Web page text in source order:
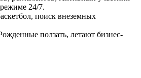
24/7.
поиск внеземных
ползать, летают бизнес-